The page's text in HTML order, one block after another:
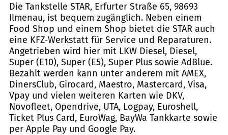
Die Tankstelle STAR, Erfurter Straße 65, 98693
Ilmenau, ist bequem zugänglich. Neben einem
Food Shop und einem Shop bietet die STAR auch
eine KFZ-Werkstatt für Service und Reparaturen.
Angetrieben wird hier mit LKW Diesel, Diesel,
Super (E10), Super (E5), Super Plus sowie AdBlue.
Bezahlt werden kann unter anderem mit AMEX,
DinersClub, Girocard, Maestro, Mastercard, Visa,
Vpay und vielen weiteren Karten wie DKV,
Novofleet, Opendrive, UTA, Logpay, Euroshell,
Ticket Plus Card, EuroWag, BayWa Tankkarte sowie
per Apple Pay und Google Pay.